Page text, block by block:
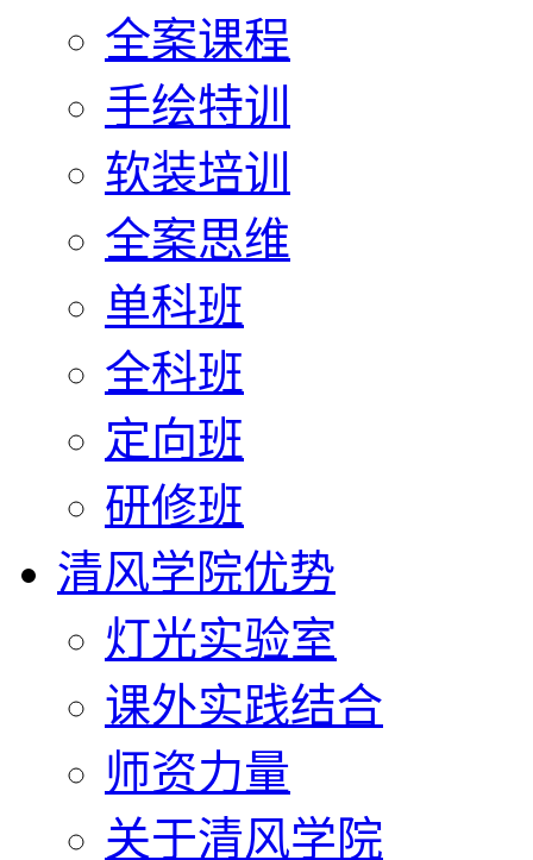
全案课程
手绘特训
软装培训
全案思维
单科班
全科班
定向班
研修班
清风学院优势
灯光实验室
课外实践结合
师资力量
关于清风学院